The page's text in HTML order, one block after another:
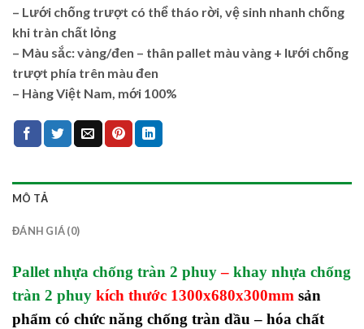
– Lưới chống trượt có thể tháo rời, vệ sinh nhanh chống
khi tràn chất lỏng
– Màu sắc: vàng/đen – thân pallet màu vàng + lưới chống
trượt phía trên màu đen
– Hàng Việt Nam, mới 100%
MÔ TẢ
ĐÁNH GIÁ (0)
Pallet nhựa chống tràn 2 phuy – khay nhựa chống
tràn 2 phuy kích thước 1300x680x300mm sản
phẩm có chức năng chống tràn dầu – hóa chất